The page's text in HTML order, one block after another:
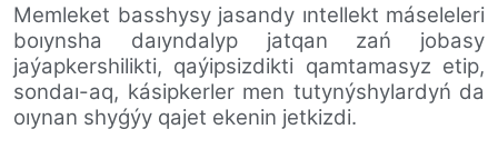
Memleket basshysy jasandy ıntellekt máseleleri
boıynsha daıyndalyp jatqan zań jobasy
jaýapkershilikti, qaýipsizdikti qamtamasyz etip,
sondaı-aq, kásipkerler men tutynýshylardyń da
oıynan shyǵýy qajet ekenin jetkizdi.